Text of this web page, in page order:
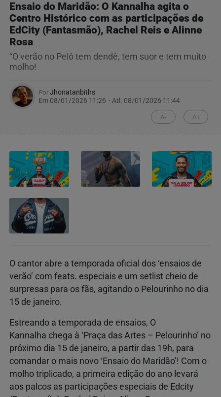
Ensaio do Maridão: O Kannalha agita o
Centro Histórico com as participações de
EdCity (Fantasmão), Rachel Reis e Alinne
Rosa
“O verão no Pelô tem dendê, tem suor e tem muito
molho!
PorJhonatanbiths
Em 08/01/2026 11:26 - Atl. 08/01/2026 11:44
A- A+
O cantor abre a temporada oficial dos ‘ensaios de
verão’ com feats. especiais e um setlist cheio de
surpresas para os fãs, agitando o Pelourinho no dia
15 de janeiro.
Estreando a temporada de ensaios, O
Kannalha chega à ‘Praça das Artes – Pelourinho’ no
próximo dia 15 de janeiro, a partir das 19h, para
comandar o mais novo ‘Ensaio do Maridão’! Com o
molho triplicado, a primeira edição do ano levará
aos palcos as participações especiais de Edcity